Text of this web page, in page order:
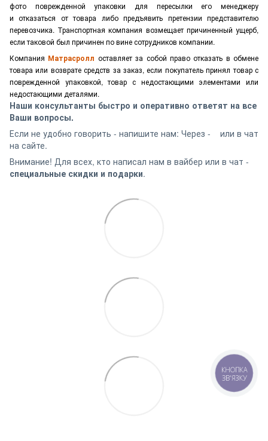
фото поврежденной упаковки для пересылки его менеджеру
и отказаться от товара либо предъявить претензии представителю
перевозчика. Транспортная компания возмещает причиненный ущерб,
если таковой был причинен по вине сотрудников компании.
Компания Матрасролл оставляет за собой право отказать в обмене
товара или возврате средств за заказ, если покупатель принял товар с
поврежденной упаковкой, товар с недостающими элементами или
недостающими деталями.
Наши консультанты быстро и оперативно ответят на все
Ваши вопросы.
Если не удобно говорить - напишите нам: Через -
или в чат
на сайте.
Внимание! Для всех, кто написал нам в вайбер или в чат -
специальные скидки и подарки.
КНОПКА
ЗВ'ЯЗКУ